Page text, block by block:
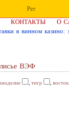
Рег
КОНТАКТЫ
О
в винном казино:
ВЭФ
, тигр , восток